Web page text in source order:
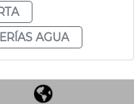
AGUA